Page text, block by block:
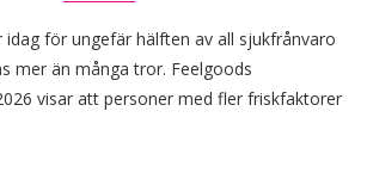
idag för ungefär hälften av all sjukfrånvaro
mer än många tror. Feelgoods
visar att personer med fler friskfaktorer